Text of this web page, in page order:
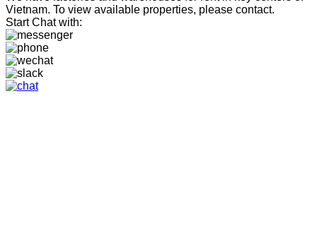
Vietnam. To view available properties, please contact.
Start Chat with: